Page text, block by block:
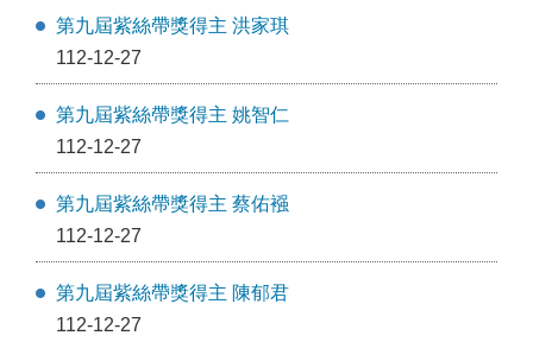
第九屆紫絲帶獎得主 洪家琪
112-12-27
第九屆紫絲帶獎得主 姚智仁
112-12-27
第九屆紫絲帶獎得主 蔡佑襁
112-12-27
第九屆紫絲帶獎得主 陳郁君
112-12-27